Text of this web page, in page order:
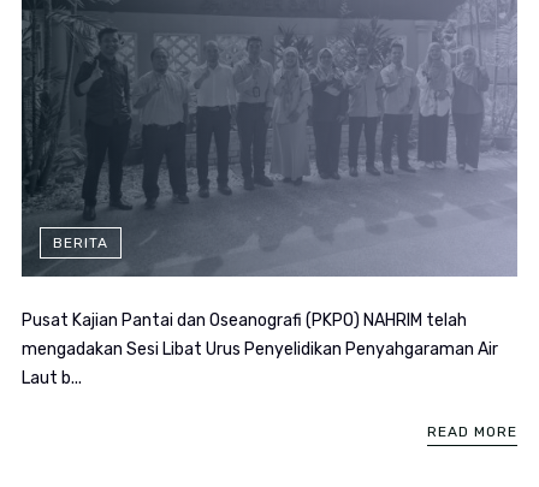
BERITA
Pusat Kajian Pantai dan Oseanografi (PKPO) NAHRIM telah
mengadakan Sesi Libat Urus Penyelidikan Penyahgaraman Air
Laut b...
READ MORE